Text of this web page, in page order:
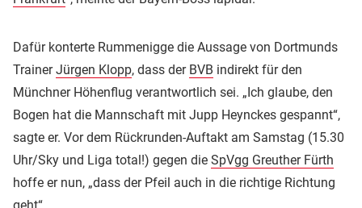
Dafür konterte Rummenigge die Aussage von Dortmunds
TrainerJürgen Klopp, dass der BVB indirekt für den
Münchner Höhenflug verantwortlich sei. „Ich glaube, den
Bogen hat die Mannschaft mit Jupp Heynckes gespannt“,
sagte er. Vor dem Rückrunden-Auftakt am Samstag (15.30
Uhr/Sky und Liga total!) gegen die SpVgg Greuther Fürth
hoffe er nun, „dass der Pfeil auch in die richtige Richtung